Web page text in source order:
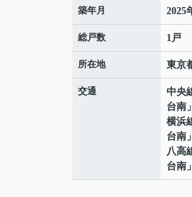
築年月 2025
総戸数 1戸
所在地 東京
交通 中央
台南
横浜
台南
八高
台南